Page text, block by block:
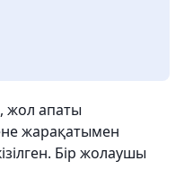
жол апаты
жарақатымен
Бір жолаушы